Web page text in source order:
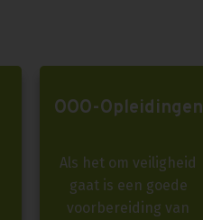
OOO-Opleidingen
Als het om veiligheid
gaat is een goede
voorbereiding van